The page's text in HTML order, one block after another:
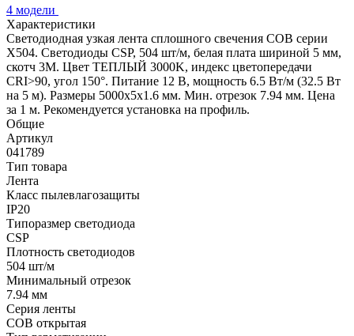
4 модели
Характеристики
Светодиодная узкая лента сплошного свечения COB серии
X504. Светодиоды CSP, 504 шт/м, белая плата шириной 5 мм,
скотч 3M. Цвет ТЕПЛЫЙ 3000K, индекс цветопередачи
CRI>90, угол 150°. Питание 12 В, мощность 6.5 Вт/м (32.5 Вт
на 5 м). Размеры 5000х5х1.6 мм. Мин. отрезок 7.94 мм. Цена
за 1 м. Рекомендуется установка на профиль.
Общие
Артикул
041789
Тип товара
Лента
Класс пылевлагозащиты
IP20
Типоразмер светодиода
CSP
Плотность светодиодов
504 шт/м
Минимальный отрезок
7.94 мм
Серия ленты
COB открытая